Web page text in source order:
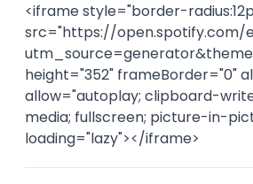
<iframe style="border-
src="https://open.spotify.com/
height="352" frameBorder="0"
allow="autoplay; clipboard-
media; fullscreen; picture-in-
loading="lazy"></iframe>